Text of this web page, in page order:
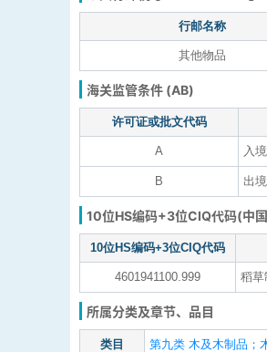
行邮名称
其他物品
海关监管条件 (AB)
许可证或批文代码
A 入
B 出
10位HS编码+3位CIQ代码(中
10位HS编码+3位CIQ代码
4601941100.999 稻草
所属分类及章节、品目
类目 第九类 木及木制品；